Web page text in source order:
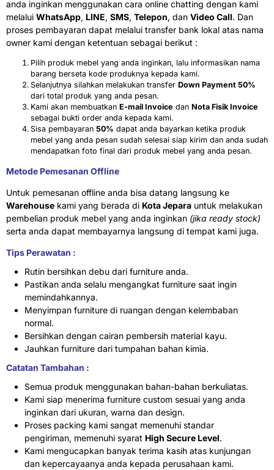
anda inginkan menggunakan cara online chatting dengan kami
melalui WhatsApp, LINE, SMS, Telepon, dan Video Call. Dan
proses pembayaran dapat melalui transfer bank lokal atas nama
owner kami dengan ketentuan sebagai berikut :
Pilih produk mebel yang anda inginkan, lalu informasikan nama
barang berseta kode produknya kepada kami.
Selanjutnya silahkan melakukan transfer Down Payment 50%
dari total produk yang anda pesan.
Kami akan membuatkan E-mail Invoice dan Nota Fisik Invoice
sebagai bukti order anda kepada kami.
Sisa pembayaran 50% dapat anda bayarkan ketika produk
mebel yang anda pesan sudah selesai siap kirim dan anda sudah
mendapatkan foto final dari produk mebel yang anda pesan.
Metode Pemesanan Offline
Untuk pemesanan offline anda bisa datang langsung ke
Warehouse kami yang berada di Kota Jepara untuk melakukan
pembelian produk mebel yang anda inginkan (jika ready stock)
serta anda dapat membayarnya langsung di tempat kami juga.
Tips Perawatan :
Rutin bersihkan debu dari furniture anda.
Pastikan anda selalu mengangkat furniture saat ingin
memindahkannya.
Menyimpan furniture di ruangan dengan kelembaban
normal.
Bersihkan dengan cairan pembersih material kayu.
Jauhkan furniture dari tumpahan bahan kimia.
Catatan Tambahan :
Semua produk menggunakan bahan-bahan berkuliatas.
Kami siap menerima furniture custom sesuai yang anda
inginkan dari ukuran, warna dan design.
Proses packing kami sangat memenuhi standar
pengiriman, memenuhi syarat High Secure Level.
Kami mengucapkan banyak terima kasih atas kunjungan
dan kepercayaanya anda kepada perusahaan kami.